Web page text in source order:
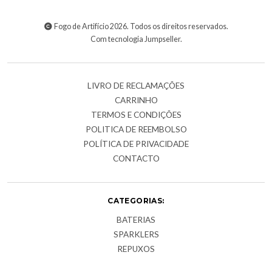
Fogo de Artifício 2026. Todos os direitos reservados.
Com tecnologia Jumpseller.
LIVRO DE RECLAMAÇÕES
CARRINHO
TERMOS E CONDIÇÕES
POLITICA DE REEMBOLSO
POLÍTICA DE PRIVACIDADE
CONTACTO
CATEGORIAS:
BATERIAS
SPARKLERS
REPUXOS